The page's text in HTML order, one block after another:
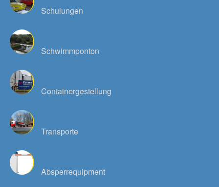
Schulungen
Schwimmponton
Containergestellung
Transporte
Absperrequipment